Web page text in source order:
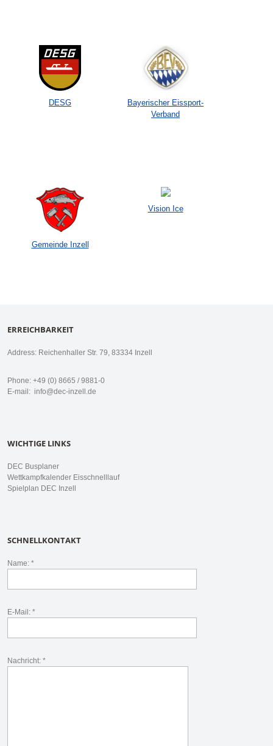
DESG
Bayerischer Eissport-
Verband
Gemeinde Inzell
Vision Ice
ERREICHBARKEIT
Address: Reichenhaller Str. 79, 83334 Inzell
Phone: +49 (0) 8665 / 9881-0
E-mail: info@dec-inzell.de
WICHTIGE LINKS
DEC Busplaner
Wettkampfkalender Eisschnelllauf
Spielplan DEC Inzell
SCHNELLKONTAKT
Name: *
E-Mail: *
Nachricht: *